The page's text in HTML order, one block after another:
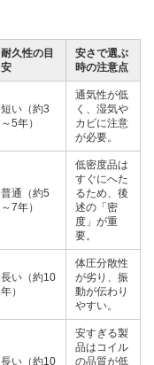
耐久性の目
安
安さで選ぶ
時の注意点
短い（約3
～5年）
通気性が低
く、湿気や
カビに注意
が必要。
普通（約5
～7年）
低密度品は
すぐにへた
るため、後
述の「密
度」が重
要。
長い（約10
年）
体圧分散性
が劣り、振
動が伝わり
やすい。
長い（約10
安すぎる製
品はコイル
の品質が低